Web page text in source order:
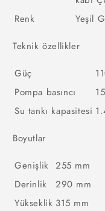
Renk
Yeşil
Teknik özellikler
Güç
Pompa basıncı
Su tankı kapasitesi
Boyutlar
Genişlik 255 mm
Derinlik
290 mm
Yükseklik 315 mm